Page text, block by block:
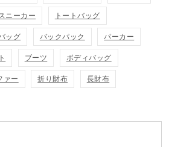
ニーカー トートバッグ
ッグ バックパック パーカー
ブーツ ボディバッグ
ァー 折り財布 長財布